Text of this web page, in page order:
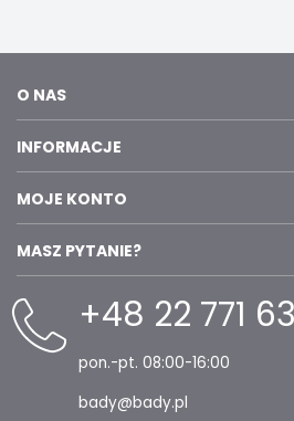
O NAS
INFORMACJE
MOJE KONTO
MASZ PYTANIE?
+48 22 771
pon.-pt. 08:00-16:00
bady@bady.pl